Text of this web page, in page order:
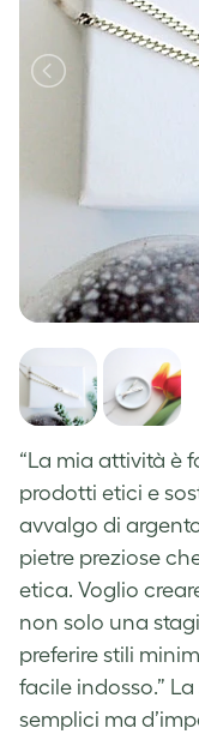
“La mia attività è
prodotti etici e
avvalgo di
pietre preziose
etica. Voglio
non solo una
preferire stili
facile indosso.”
semplici ma